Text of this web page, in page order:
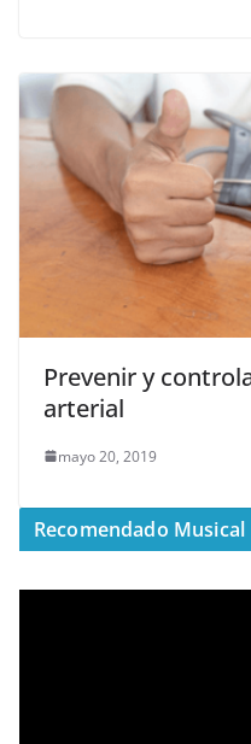
Prevenir y
arterial
mayo 20, 2019
Recomendado Musical